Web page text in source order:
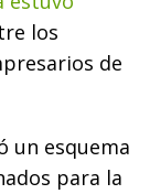
los
de
un esquema
para la